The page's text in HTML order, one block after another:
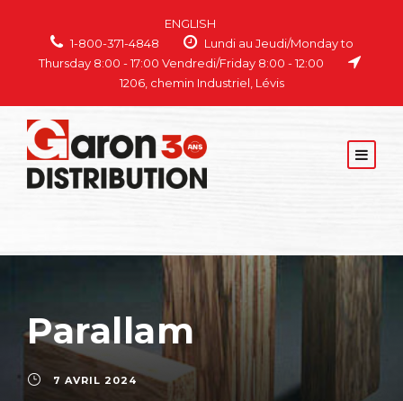
ENGLISH
1-800-371-4848
Lundi au Jeudi/Monday to
Thursday 8:00 - 17:00 Vendredi/Friday 8:00 - 12:00
1206, chemin Industriel, Lévis
Parallam
7 AVRIL 2024